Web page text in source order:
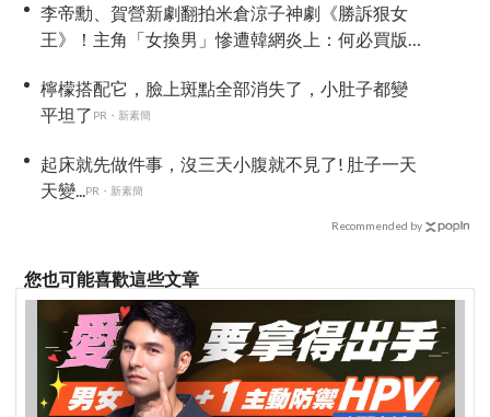
李帝勳、賀營新劇翻拍米倉涼子神劇《勝訴狠女
王》！主角「女換男」慘遭韓網炎上：何必買版
檸檬搭配它，臉上斑點全部消失了，小肚子都變
平坦了 PR・新素簡
起床就先做件事，沒三天小腹就不見了! 肚子一天
天變...
PR・新素簡
Recommended by
您也可能喜歡這些文章